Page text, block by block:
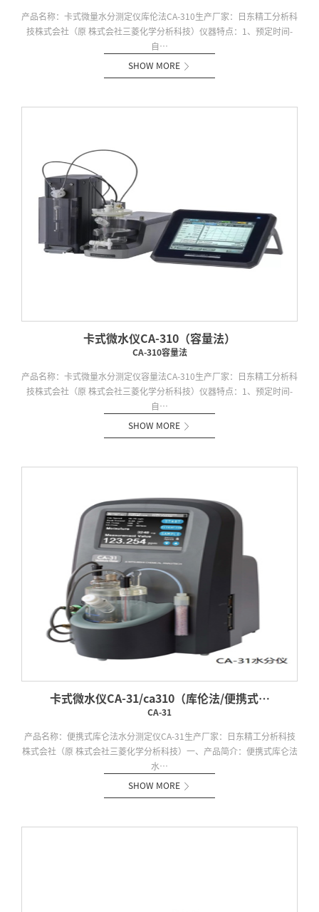
产品名称：卡式微量水分测定仪库伦法CA-310生产厂家：日东精工分析科
技株式会社（原 株式会社三菱化学分析科技）仪器特点：1、预定时间-
自…
SHOW MORE 
卡式微水仪CA-310（容量法）
CA-310容量法
产品名称：卡式微量水分测定仪容量法CA-310生产厂家：日东精工分析科
技株式会社（原 株式会社三菱化学分析科技）仪器特点：1、预定时间-
自…
SHOW MORE 
卡式微水仪CA-31/ca310（库伦法/便携式…
CA-31
产品名称：便携式库仑法水分测定仪CA-31生产厂家：日东精工分析科技
株式会社（原 株式会社三菱化学分析科技）一、产品简介：便携式库仑法
水…
SHOW MORE 